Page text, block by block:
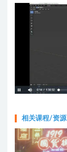
相关课程/资源